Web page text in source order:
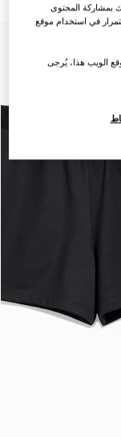
بمشاركة المحتوى
في استخدام موقع
الويب هذا، يُرجى